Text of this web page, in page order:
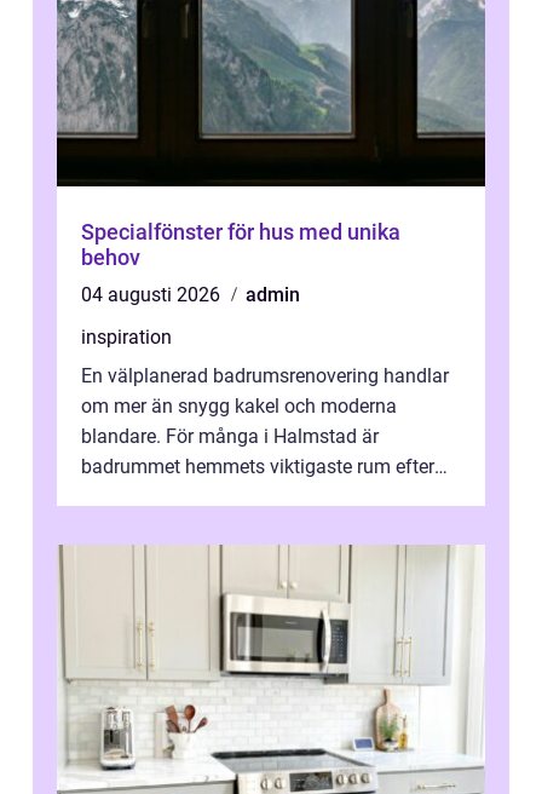
Specialfönster för hus med unika
behov
04 augusti 2026
admin
inspiration
En välplanerad badrumsrenovering handlar
om mer än snygg kakel och moderna
blandare. För många i Halmstad är
badrummet hemmets viktigaste rum efter